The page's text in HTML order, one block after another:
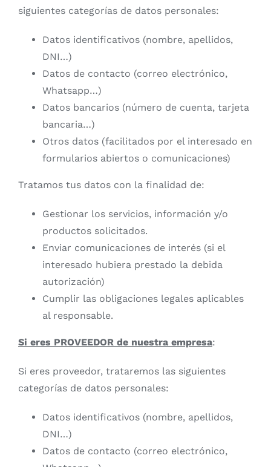
siguientes categorías de datos personales:
Datos identificativos (nombre, apellidos,
DNI…)
Datos de contacto (correo electrónico,
Whatsapp…)
Datos bancarios (número de cuenta, tarjeta
bancaria…)
Otros datos (facilitados por el interesado en
formularios abiertos o comunicaciones)
Tratamos tus datos con la finalidad de:
Gestionar los servicios, información y/o
productos solicitados.
Enviar comunicaciones de interés (si el
interesado hubiera prestado la debida
autorización)
Cumplir las obligaciones legales aplicables
al responsable.
Si eres PROVEEDOR de nuestra empresa:
Si eres proveedor, trataremos las siguientes
categorías de datos personales:
Datos identificativos (nombre, apellidos,
DNI…)
Datos de contacto (correo electrónico,